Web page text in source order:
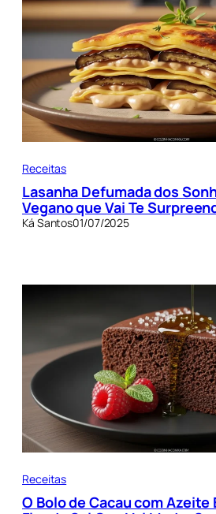
Receitas
Lasanha Defumada dos
Vegano que Vai Te
Ká Santos01/07/2025
Receitas
O Bolo de Cacau com